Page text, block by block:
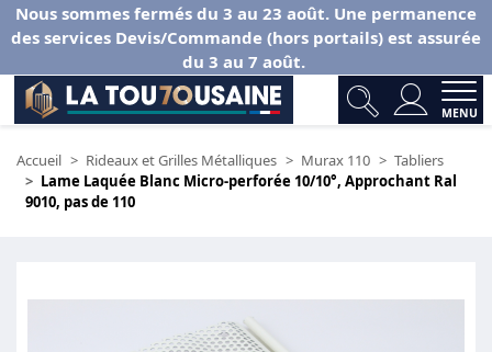
Nous sommes fermés du 3 au 23 août. Une permanence
des services Devis/Commande (hors portails) est assurée
du 3 au 7 août.
MENU
Accueil Rideaux et Grilles Métalliques Murax 110
Tabliers
Lame Laquée Blanc Micro-perforée 10/10°, Approchant Ral
9010, pas de 110